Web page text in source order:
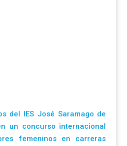
del IES José Saramago de
un concurso internacional
femeninos en carreras